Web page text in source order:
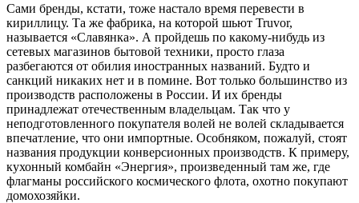
Сами бренды, кстати, тоже настало время перевести в
кириллицу. Та же фабрика, на которой шьют Truvor,
называется «Славянка». А пройдешь по какому-нибудь из
сетевых магазинов бытовой техники, просто глаза
разбегаются от обилия иностранных названий. Будто и
санкций никаких нет и в помине. Вот только большинство из
производств расположены в России. И их бренды
принадлежат отечественным владельцам. Так что у
неподготовленного покупателя волей не волей складывается
впечатление, что они импортные. Особняком, пожалуй, стоят
названия продукции конверсионных производств. К примеру,
кухонный комбайн «Энергия», произведенный там же, где
флагманы российского космического флота, охотно покупают
домохозяйки.